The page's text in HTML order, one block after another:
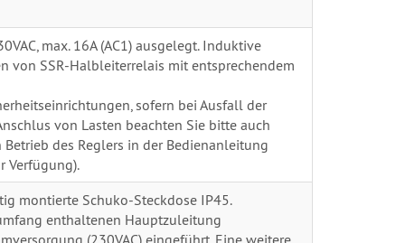
max. 16A (AC1) ausgelegt. Induktive
von SSR-Halbleiterrelais mit entsprechendem
sofern bei Ausfall der
von Lasten beachten Sie bitte auch
des Reglers in der Bedienanleitung
Verfügung).
montierte Schuko-Steckdose IP45.
enthaltenen Hauptzuleitung
(230VAC) eingeführt. Eine weitere